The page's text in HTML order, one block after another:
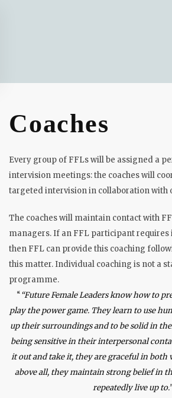
Coaches
Every group of FFLs will be assigned a
intervision meetings: the coaches will
targeted intervision in collaboration with
The coaches will maintain contact with
managers. If an FFL participant requires
then FFL can provide this coaching
this matter. Individual coaching is not a
programme.
““Future Female Leaders know how to
play the power game. They learn to use
up their surroundings and to be solid in
being sensitive in their interpersonal
it out and take it, they are graceful in both
above all, they maintain strong belief in
repeatedly live up to.”